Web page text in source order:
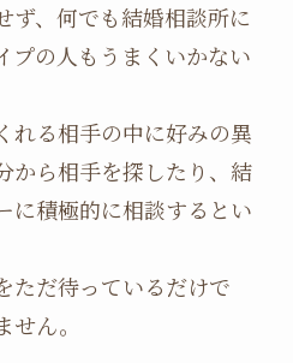
ず、何でも結婚相談所に
プの人もうまくいかない
れる相手の中に好みの異
から相手を探したり、結
に積極的に相談するとい
ただ待っているだけで
ん。